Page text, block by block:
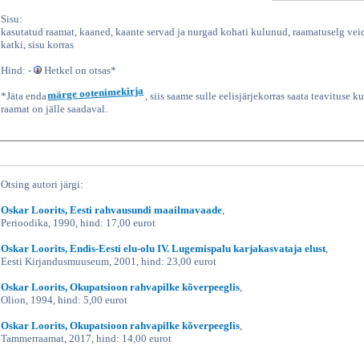
Sisu:
kasutatud raamat, kaaned, kaante servad ja nurgad kohati kulunud, raamatuselg
katki, sisu korras
Hind: - Hetkel on otsas*
*Jäta endamärge ootenimekirja, siis saame sulle eelisjärjekorras saata teavituse
raamat on jälle saadaval.
Otsing autori järgi:
Oskar Loorits, Eesti rahvausundi maailmavaade,
Perioodika, 1990, hind: 17,00 eurot
Oskar Loorits, Endis-Eesti elu-olu IV. Lugemispalu karjakasvataja elust,
Eesti Kirjandusmuuseum, 2001, hind: 23,00 eurot
Oskar Loorits, Okupatsioon rahvapilke kõverpeeglis,
Olion, 1994, hind: 5,00 eurot
Oskar Loorits, Okupatsioon rahvapilke kõverpeeglis,
Tammerraamat, 2017, hind: 14,00 eurot